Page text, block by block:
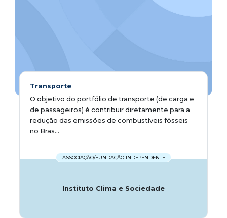
Transporte
O objetivo do portfólio de transporte (de carga e
de passageiros) é contribuir diretamente para a
redução das emissões de combustíveis fósseis
no Bras...
ASSOCIAÇÃO/FUNDAÇÃO INDEPENDENTE
Instituto Clima e Sociedade